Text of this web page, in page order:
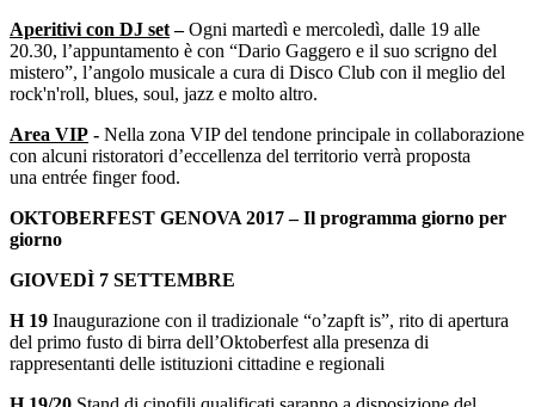
Aperitivi con DJ set–Ogni martedì e mercoledì, dalle 19 alle
20.30, l’appuntamento è con “Dario Gaggero e il suo scrigno del
mistero”, l’angolo musicale a cura di Disco Club con il meglio del
rock'n'roll, blues, soul, jazz e molto altro.
Area VIP - Nella zona VIP del tendone principale in collaborazione
con alcuni ristoratori d’eccellenza del territorio verrà proposta
una entrée finger food.
OKTOBERFEST GENOVA 2017 – Il programma giorno per
giorno
GIOVEDÌ 7 SETTEMBRE
H 19 Inaugurazione con il tradizionale “o’zapft is”, rito di apertura
del primo fusto di birra dell’Oktoberfest alla presenza di
rappresentanti delle istituzioni cittadine e regionali